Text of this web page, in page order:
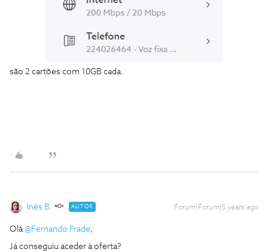
são 2 cartões com 10GB cada.
Inês B. AUTOR Forum|Forum|5 years ago
Olá@Fernando Frade,
Já conseguiu aceder à oferta?